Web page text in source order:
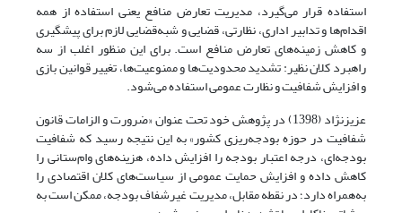
استفاده قرار می‌گیرد، مدیریت تعارض منافع یعنی استفاده از همه
اقدام‌ها و تدابیر اداری، نظارتی، قضایی و شبه‌قضایی لازم برای پیشگیری
و کاهش زمینه‌های تعارض منافع است. برای این منظور اغلب از سه
راهبرد کلان نظیر: تشدید محدودیت‌ها و ممنوعیت‌ها، تغییر قوانین بازی
و افزایش شفافیت و نظارت عمومی استفاده می‌شود.
عزیزنژاد (1398) در پژوهش خود تحت عنوان «ضرورت و الزامات قانون
شفافیت در حوزه بودجه‌ریزی کشور» به این نتیجه رسید که شفافیت
بودجه‌ای، درجه اعتبار بودجه را افزایش داده، هزینه‌های وام‌ستانی را
کاهش داده و افزایش حمایت عمومی از سیاست‌های کلان اقتصادی را
به‌همراه دارد؛ در نقطه مقابل، مدیریت غیرشفاف بودجه، ممکن است به